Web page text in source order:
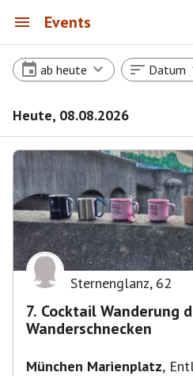
Events
ab heute Datum
Heute, 08.08.2026
Sternenglanz, 62
7. Cocktail Wanderung
Wanderschnecken
München Marienplatz,